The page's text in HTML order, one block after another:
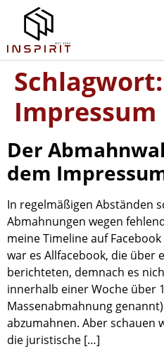
Schlagwort:
Impressum
Der
dem
In regelmäßigen Abständen
Abmahnungen wegen
meine Timeline auf
war es Allfacebook, die über
berichteten, demnach es
innerhalb einer Woche über
Massenabmahnung
abzumahnen. Aber schauen
die juristische […]